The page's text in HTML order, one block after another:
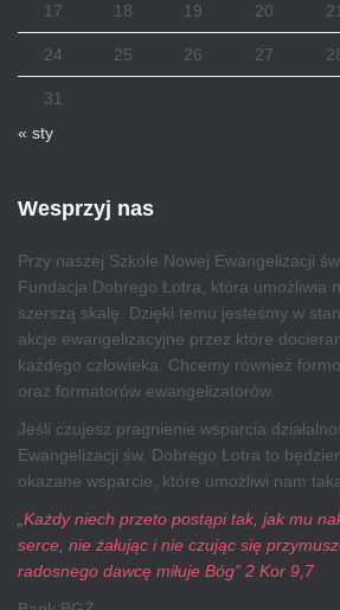
17 18 19 20 21
24 25 26 27
31
« sty
Wesprzyj nas
Przy naszej Szkole Nowej Ewangelizacji
Fundacja Dobrego Łotra, która umożliwia
szerszą skalę. Dzięki temu jesteśmy w
akcje ewangelizacyjne przez które
każdego człowieka. Chcemy również
oraz formatorów ewangelizatorów.
Jeśli czujesz pragnienie wsparcia
Ewangelizacji św. Dobrego Łotra to
okazane wsparcie, które umożliwi nam taką
„Każdy niech przeto postąpi tak, jak mu
serce, nie żałując i nie czując się
radosnego dawcę miłuje Bóg” 2 Kor 9,7